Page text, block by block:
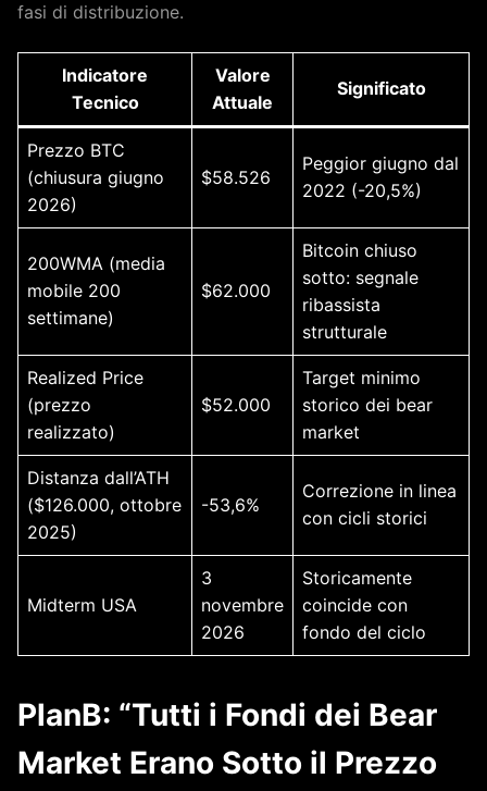
fasi di distribuzione.
Indicatore
Tecnico
Valore
Attuale
Significato
Prezzo BTC
(chiusura giugno
2026)
$58.526
Peggior giugno dal
2022 (-20,5%)
200WMA (media
mobile 200
settimane)
$62.000
Bitcoin chiuso
sotto: segnale
ribassista
strutturale
Realized Price
(prezzo
realizzato)
$52.000
Target minimo
storico dei bear
market
Distanza dall’ATH
($126.000, ottobre
2025)
-53,6%
Correzione in linea
con cicli storici
Midterm USA
3
novembre
2026
Storicamente
coincide con
fondo del ciclo
PlanB: “Tutti i Fondi dei Bear
Market Erano Sotto il Prezzo